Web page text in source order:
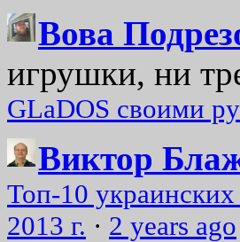
Вова
игрушки, ни
GLaDOS своими
Виктор
Топ-10
2013 г. · 2 years ago